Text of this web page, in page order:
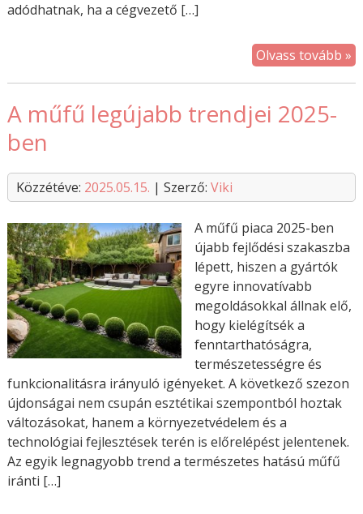
adódhatnak, ha a cégvezető […]
Olvass tovább »
A műfű legújabb trendjei 2025-
ben
Közzétéve: 2025.05.15. | Szerző: Viki
A műfű piaca 2025-ben
újabb fejlődési szakaszba
lépett, hiszen a gyártók
egyre innovatívabb
megoldásokkal állnak elő,
hogy kielégítsék a
fenntarthatóságra,
természetességre és
funkcionalitásra irányuló igényeket. A következő szezon
újdonságai nem csupán esztétikai szempontból hoztak
változásokat, hanem a környezetvédelem és a
technológiai fejlesztések terén is előrelépést jelentenek.
Az egyik legnagyobb trend a természetes hatású műfű
iránti […]